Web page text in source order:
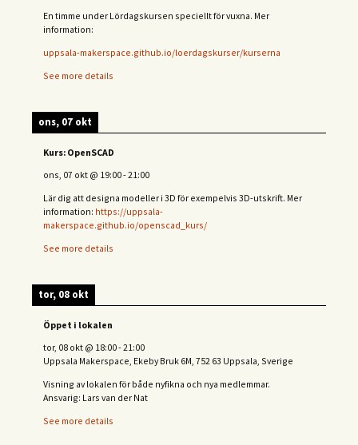
En timme under Lördagskursen speciellt för vuxna. Mer
information:
uppsala-makerspace.github.io/loerdagskurser/kurserna
See more details
ons, 07 okt
Kurs: OpenSCAD
ons, 07 okt @ 19:00-21:00
Lär dig att designa modeller i 3D för exempelvis 3D-utskrift. Mer
information: https://uppsala-
makerspace.github.io/openscad_kurs/
See more details
tor, 08 okt
Öppet i lokalen
tor, 08 okt @ 18:00-21:00
Uppsala Makerspace, Ekeby Bruk 6M, 752 63 Uppsala, Sverige
Visning av lokalen för både nyfikna och nya medlemmar.
Ansvarig: Lars van der Nat
See more details